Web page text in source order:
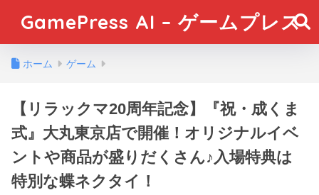
GamePress AI – ゲームプレス
ホーム ゲーム
【リラックマ20周年記念】『祝・成くま
式』大丸東京店で開催！オリジナルイベ
ントや商品が盛りだくさん♪入場特典は
特別な蝶ネクタイ！